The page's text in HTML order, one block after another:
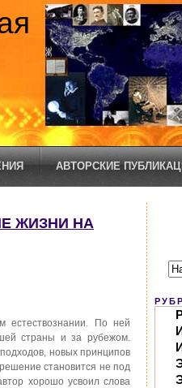
АВТОРСКИЕ
ЖИЗНИ НА
естествознании. По ней
страны и за рубежом.
новых принципов
становится не под
хорошо усвоил слова